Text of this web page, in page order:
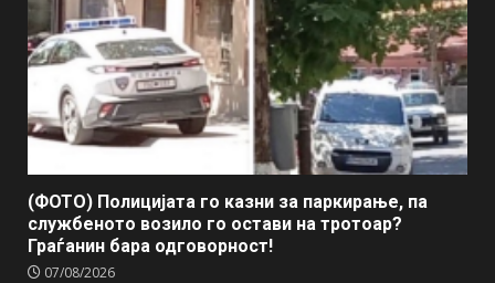
(ФОТО) Полицијата го казни за паркирање, па
службеното возило го остави на тротоар?
Граѓанин бара одговорност!
07/08/2026